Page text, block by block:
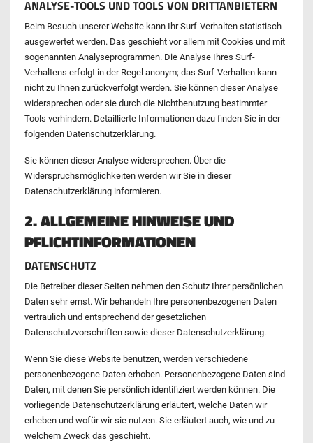
ANALYSE-TOOLS UND TOOLS VON DRITTANBIETERN
Beim Besuch unserer Website kann Ihr Surf-Verhalten statistisch
ausgewertet werden. Das geschieht vor allem mit Cookies und mit
sogenannten Analyseprogrammen. Die Analyse Ihres Surf-
Verhaltens erfolgt in der Regel anonym; das Surf-Verhalten kann
nicht zu Ihnen zurückverfolgt werden. Sie können dieser Analyse
widersprechen oder sie durch die Nichtbenutzung bestimmter
Tools verhindern. Detaillierte Informationen dazu finden Sie in der
folgenden Datenschutzerklärung.
Sie können dieser Analyse widersprechen. Über die
Widerspruchsmöglichkeiten werden wir Sie in dieser
Datenschutzerklärung informieren.
2. ALLGEMEINE HINWEISE UND
PFLICHTINFORMATIONEN
DATENSCHUTZ
Die Betreiber dieser Seiten nehmen den Schutz Ihrer persönlichen
Daten sehr ernst. Wir behandeln Ihre personenbezogenen Daten
vertraulich und entsprechend der gesetzlichen
Datenschutzvorschriften sowie dieser Datenschutzerklärung.
Wenn Sie diese Website benutzen, werden verschiedene
personenbezogene Daten erhoben. Personenbezogene Daten sind
Daten, mit denen Sie persönlich identifiziert werden können. Die
vorliegende Datenschutzerklärung erläutert, welche Daten wir
erheben und wofür wir sie nutzen. Sie erläutert auch, wie und zu
welchem Zweck das geschieht.